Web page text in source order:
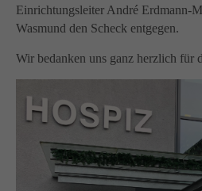
About us
Lorem ipsum dolor sit amet,
elit.
Aenean commodo ligula eget
Cum sociis natoque penatibus et
montes, nascetur ridiculus mus.
ultricies nec.
Einrichtungsleiter André Erdmann-
Wasmund den Scheck entgegen.
Wir bedanken uns ganz herzlich für